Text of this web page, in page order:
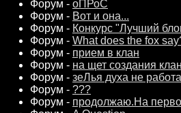
Форум - оПРоС
Форум - Вот и она...
Форум - Конкурс "Лучший
Форум - What does the fox
Форум - прием в клан
Форум - на щет создания
Форум - зеЛья духа не
Форум - ???
Форум - продолжаю.На